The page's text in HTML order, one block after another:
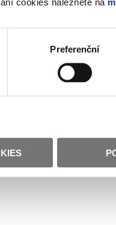
Preferenční